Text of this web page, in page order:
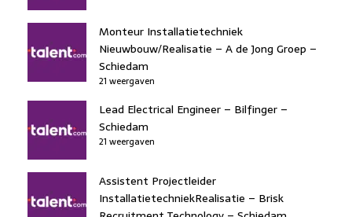
Monteur Installatietechniek
Nieuwbouw/Realisatie – A de Jong Groep –
Schiedam
21 weergaven
Lead Electrical Engineer – Bilfinger –
Schiedam
21 weergaven
Assistent Projectleider
InstallatietechniekRealisatie – Brisk